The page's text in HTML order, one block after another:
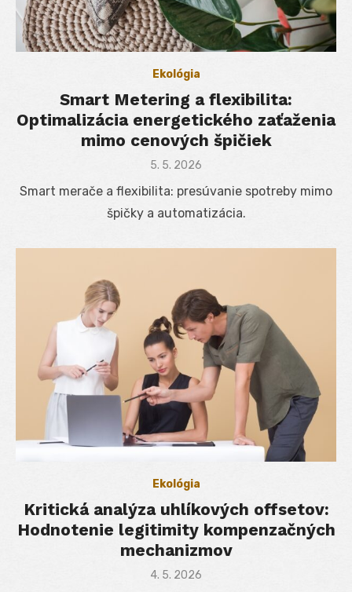
Ekológia
Smart Metering a flexibilita:
Optimalizácia energetického zaťaženia
mimo cenových špičiek
Posted
5. 5. 2026
Smart merače a flexibilita: presúvanie spotreby mimo
špičky a automatizácia.
Ekológia
Kritická analýza uhlíkových offsetov:
Hodnotenie legitimity kompenzačných
mechanizmov
Posted
4. 5. 2026